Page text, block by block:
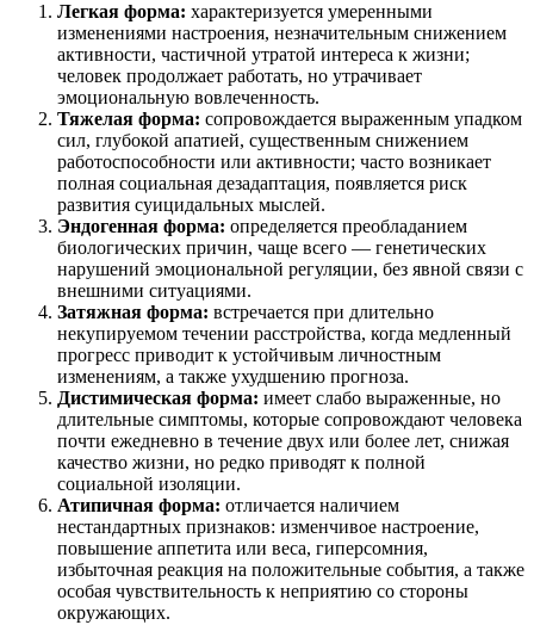
Легкая форма: характеризуется умеренными
изменениями настроения, незначительным снижением
активности, частичной утратой интереса к жизни;
человек продолжает работать, но утрачивает
эмоциональную вовлеченность.
Тяжелая форма: сопровождается выраженным упадком
сил, глубокой апатией, существенным снижением
работоспособности или активности; часто возникает
полная социальная дезадаптация, появляется риск
развития суицидальных мыслей.
Эндогенная форма: определяется преобладанием
биологических причин, чаще всего — генетических
нарушений эмоциональной регуляции, без явной связи с
внешними ситуациями.
Затяжная форма: встречается при длительно
некупируемом течении расстройства, когда медленный
прогресс приводит к устойчивым личностным
изменениям, а также ухудшению прогноза.
Дистимическая форма: имеет слабо выраженные, но
длительные симптомы, которые сопровождают человека
почти ежедневно в течение двух или более лет, снижая
качество жизни, но редко приводят к полной
социальной изоляции.
Атипичная форма: отличается наличием
нестандартных признаков: изменчивое настроение,
повышение аппетита или веса, гиперсомния,
избыточная реакция на положительные события, а также
особая чувствительность к неприятию со стороны
окружающих.